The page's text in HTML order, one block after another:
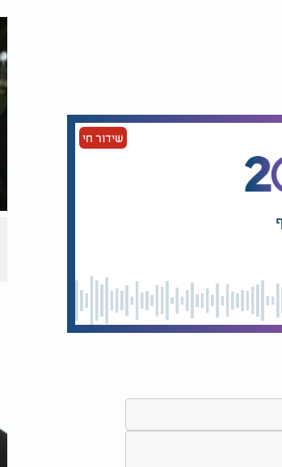
חודש אב
בסיום דבריו, מציין הרב את חשיבות ההצטרפות למפעל של ערוץ 2000, ובמיוחד לתמיכה
לו מהאמונה שהוא מצטרף, בפרט בערוץ 2000, בפרט באולפנים החדשים, בכל מה
זכויות לנצח
ויהודייה להתחבר למפעל
של זיכוי הרבים, אשר שכרה הוא ברכה,
והגנה, ואת "מפתח הפרנסה"
בקיר הנצחה מיוחד באולפן
שידור חי